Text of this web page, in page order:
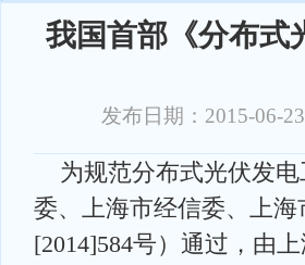
我国首部《分布式
发布日期：2015-
为规范分布式光伏发电
委、上海市经信委、上
[2014]584号）通过，由